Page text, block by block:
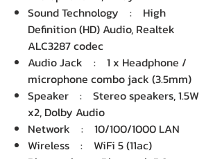
Sound Technology : High
Definition (HD) Audio, Realtek
ALC3287 codec
Audio Jack : 1 x Headphone /
microphone combo jack (3.5mm)
Speaker : Stereo speakers, 1.5W
x2, Dolby Audio
Network : 10/100/1000 LAN
Wireless : WiFi 5 (11ac)